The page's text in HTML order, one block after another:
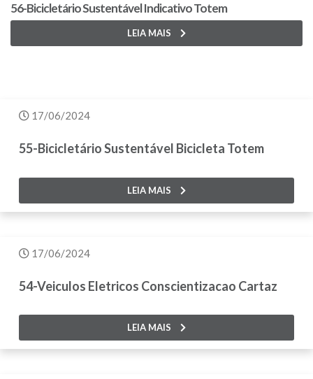
56-Bicicletário Sustentável Indicativo Totem
LEIA MAIS
17/06/2024
55-Bicicletário Sustentável Bicicleta Totem
LEIA MAIS
17/06/2024
54-Veiculos Eletricos Conscientizacao Cartaz
LEIA MAIS